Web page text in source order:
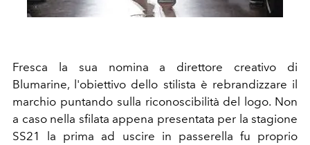
Fresca la sua nomina a direttore creativo di
Blumarine, l'obiettivo dello stilista è rebrandizzare il
marchio puntando sulla riconoscibilità del logo. Non
a caso nella sfilata appena presentata per la stagione
SS21 la prima ad uscire in passerella fu proprio